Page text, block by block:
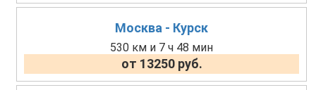
Москва - Курск
530 км и 7 ч 48 мин
от 13250 руб.